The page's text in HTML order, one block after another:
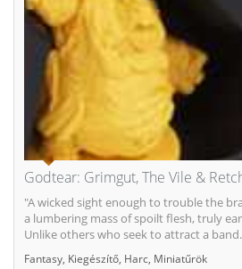
Godtear: Grimgut, The Vile &
"A wicked sight enough to trouble the
a lumbering mass of spoilt flesh, truly
Unlike others who seek to attract a
Fantasy, Kiegészítő, Harc, Miniatűrök